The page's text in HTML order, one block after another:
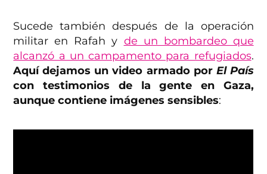
Sucede también después de la operación
militar en Rafah y de un bombardeo que
alcanzó a un campamento para refugiados.
Aquí dejamos un video armado por El País
con testimonios de la gente en Gaza,
aunque contiene imágenes sensibles: